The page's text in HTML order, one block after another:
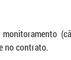
no contrato.